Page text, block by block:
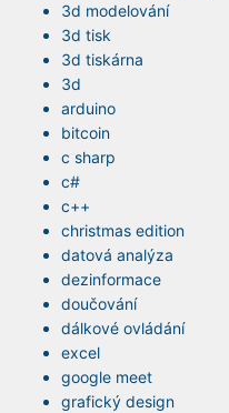
3d modelování
3d tisk
3d tiskárna
3d
arduino
bitcoin
c sharp
c#
c++
christmas edition
datová analýza
dezinformace
doučování
dálkové ovládání
excel
google meet
grafický design